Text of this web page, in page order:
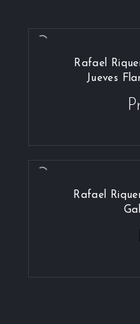
Rafael
Jueves
Rafael